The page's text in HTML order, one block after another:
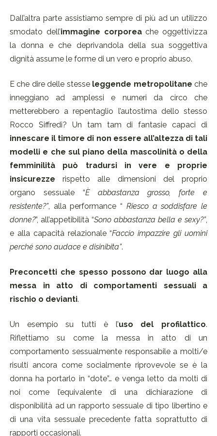
Dall’altra parte assistiamo sempre di più ad un utilizzo
smodato dell’immagine corporeache oggettivizza
la donna e che deprivandola della sua soggettiva
dignità assume le forme di un vero e proprio abuso.
E che dire delle stesse leggende metropolitane che
inneggiano ad amplessi e numeri da circo che
metterebbero a repentaglio l’autostima dello stesso
Rocco Siffredi? Un tam tam di fantasie capaci di
innescare il timore di non essere all’altezza di tali
modelli e che sul piano della mascolinità o della
femminilità può tradursi in vere e proprie
insicurezze rispetto alle dimensioni del proprio
organo sessuale “È abbastanza grosso, forte e
resistente?”, alla performance “ Riesco a soddisfare le
donne?”, all’appetibilità “Sono abbastanza bella e sexy?”,
e alla capacità relazionale “Faccio impazzire gli uomini
perché sono audace e disinibita”.
Preconcetti che spesso possono dar luogo alla
messa in atto di comportamenti sessuali a
rischio o devianti.
Un esempio su tutti è l’uso del profilattico.
Riflettiamo su come la messa in atto di un
comportamento sessualmente responsabile a molti/e
risulti ancora come socialmente riprovevole se è la
donna ha portarlo in “dote”… e venga letto da molti di
noi come l’equivalente di una dichiarazione di
disponibilità ad un rapporto sessuale di tipo libertino e
di una vita sessuale precedente fatta soprattutto di
rapporti occasionali.